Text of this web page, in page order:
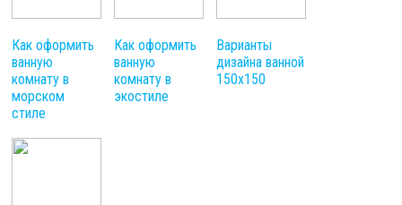
Как оформить
ванную
комнату в
морском
стиле
Как оформить
ванную
комнату в
экостиле
Варианты
дизайна ванной
150х150